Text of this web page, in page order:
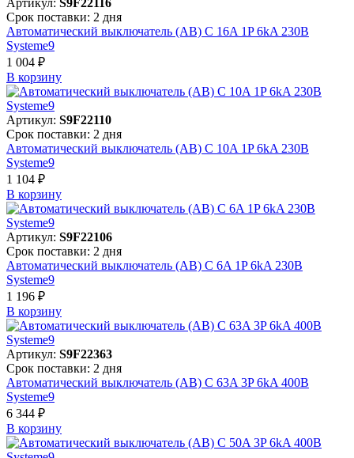
Срок поставки: 2 дня
Автоматический выключатель (АВ) C 16A 1P 6kA 230В
Systeme9
1 004 ₽
В корзинy
Артикул: S9F22110
Срок поставки: 2 дня
Автоматический выключатель (АВ) C 10A 1P 6kA 230В
Systeme9
1 104 ₽
В корзинy
Артикул: S9F22106
Срок поставки: 2 дня
Автоматический выключатель (АВ) C 6A 1P 6kA 230В
Systeme9
1 196 ₽
В корзинy
Артикул: S9F22363
Срок поставки: 2 дня
Автоматический выключатель (АВ) C 63A 3P 6kA 400В
Systeme9
6 344 ₽
В корзинy